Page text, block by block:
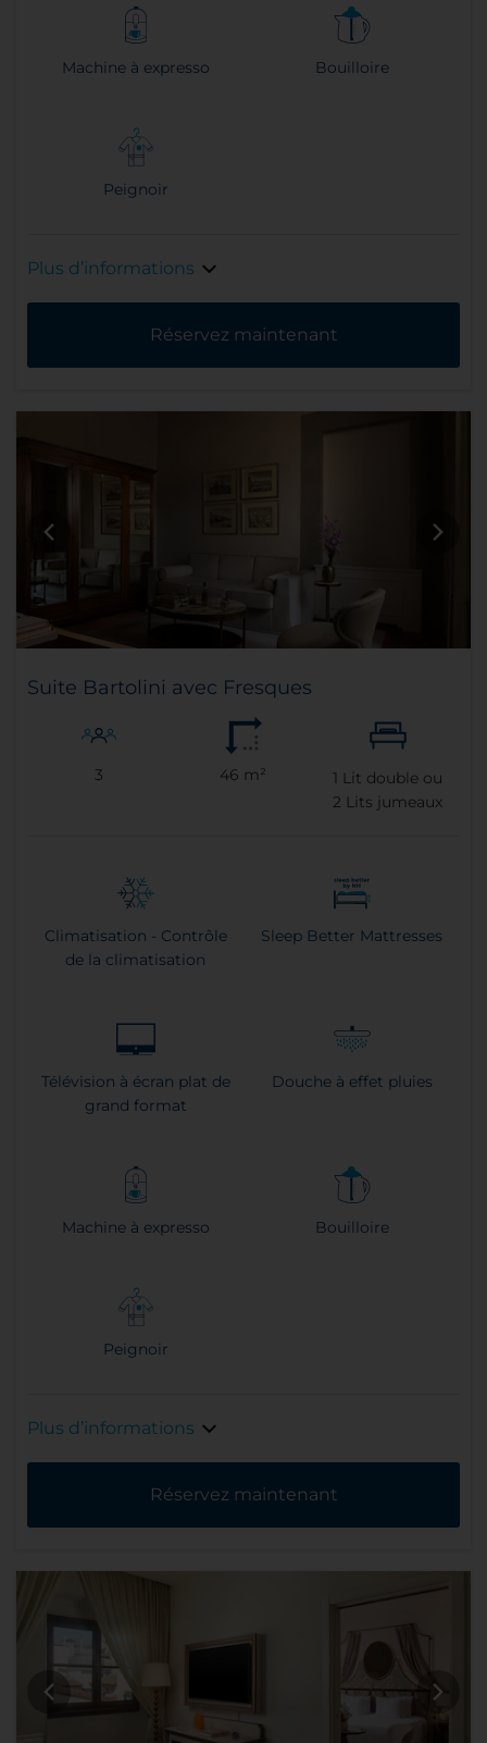
Machine à expresso Bouilloire
Peignoir
Plus d’informations
Réservez maintenant
Suite Bartolini avec Fresques
3 46 m² 1 Lit double ou
2 Lits jumeaux
Climatisation - Contrôle
de la climatisation
Sleep Better Mattresses
Télévision à écran plat de
grand format
Douche à effet pluies
Machine à expresso Bouilloire
Peignoir
Plus d’informations
Réservez maintenant